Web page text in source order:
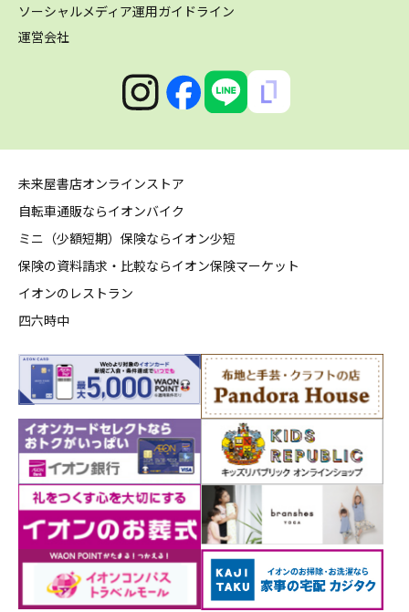
ソーシャルメディア運用ガイドライン
運営会社
未来屋書店オンラインストア
自転車通販ならイオンバイク
ミニ（少額短期）保険ならイオン少短
保険の資料請求・比較ならイオン保険マーケット
イオンのレストラン
四六時中